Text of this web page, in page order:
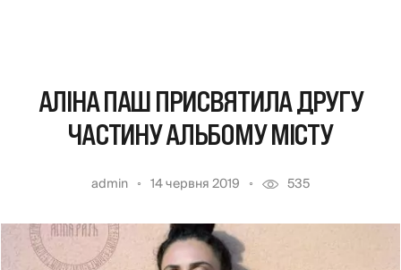
АЛІНА ПАШ ПРИСВЯТИЛА ДРУГУ
ЧАСТИНУ АЛЬБОМУ МІСТУ
admin 14 червня 2019 535